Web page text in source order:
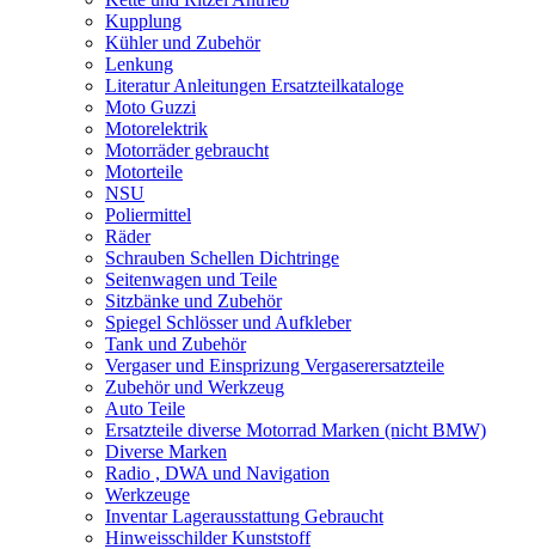
Kupplung
Kühler und Zubehör
Lenkung
Literatur Anleitungen Ersatzteilkataloge
Moto Guzzi
Motorelektrik
Motorräder gebraucht
Motorteile
NSU
Poliermittel
Räder
Schrauben Schellen Dichtringe
Seitenwagen und Teile
Sitzbänke und Zubehör
Spiegel Schlösser und Aufkleber
Tank und Zubehör
Vergaser und Einsprizung Vergaserersatzteile
Zubehör und Werkzeug
Auto Teile
Ersatzteile diverse Motorrad Marken (nicht BMW)
Diverse Marken
Radio , DWA und Navigation
Werkzeuge
Inventar Lagerausstattung Gebraucht
Hinweisschilder Kunststoff